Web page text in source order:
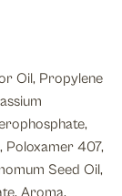
Oil, Propylene
Poloxamer 407,
Seed Oil,
Aroma,